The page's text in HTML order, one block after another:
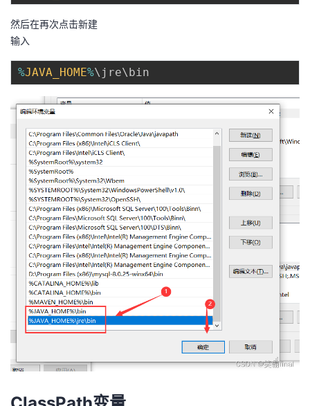
然后在再次点击新建
输入
%JAVA_HOME%